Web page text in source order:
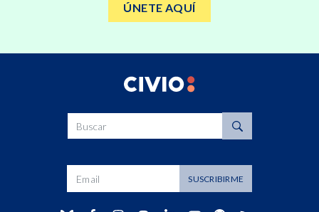
ÚNETE AQUÍ
SUSCRIBIRME